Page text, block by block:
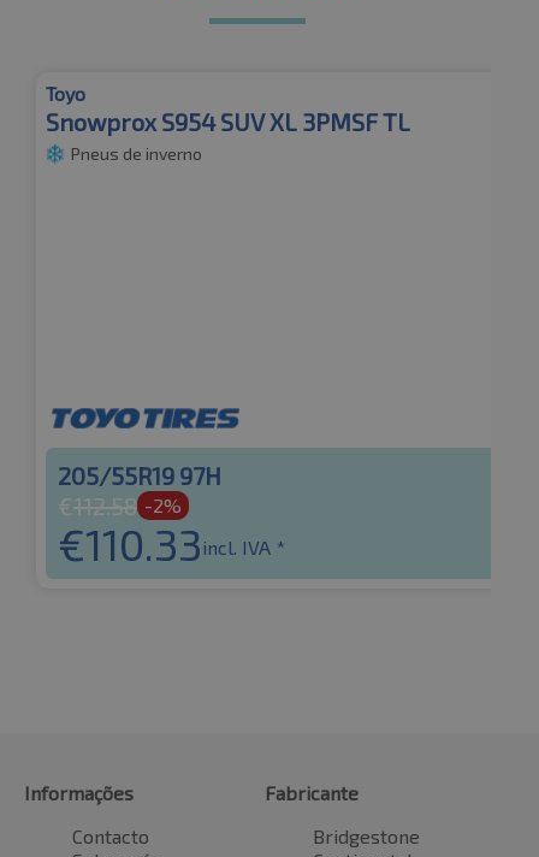
Toyo
Snowprox S954 SUV XL 3PMSF TL
Pneus de inverno
205/55R19 97H
€112.58 -2%
€110.33 incl. IVA *
Informações
Contacto
Fabricante
Bridgestone